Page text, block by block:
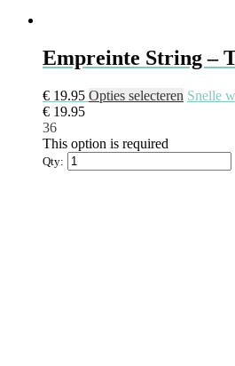
Empreinte String –
€ 19.95 Opties selecteren Snelle
€ 19.95
36
This option is required
Qty: